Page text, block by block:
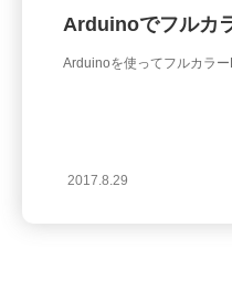
Arduinoでフルカ
Arduinoを使ってフルカラ
2017.8.29